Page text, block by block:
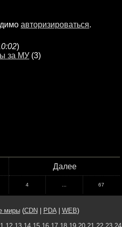
авторизироваться.
)
за МУ (3)
Далее
4 67
миры(CDN PDA| WEB)